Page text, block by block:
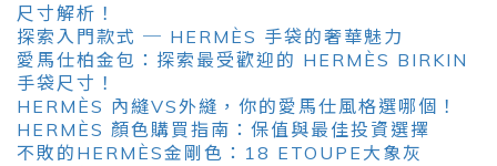
尺寸解析！
探索入門款式 ─ HERMÈS 手袋的奢華魅力
愛馬仕柏金包：探索最受歡迎的 HERMÈS BIRKIN
手袋尺寸！
HERMÈS 內縫VS外縫，你的愛馬仕風格選哪個！
HERMÈS 顏色購買指南：保值與最佳投資選擇
不敗的HERMÈS金剛色：18 ETOUPE大象灰